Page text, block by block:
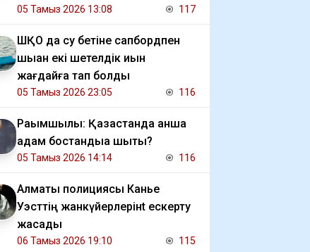
мерзімі ұзартылды
05 Тамыз 2026 13:08 117
ШҚО да су бетіне сапбордпен
шыққан екі шетелдік қиын
жағдайға тап болды
05 Тамыз 2026 23:05 116
Рақымшылық: Қазақстанда қанша
адам бостандыққа шықты?
05 Тамыз 2026 14:14 116
Алматы полициясы Канье
Уэсттің жанкүйерлерінt ескерту
жасады
06 Тамыз 2026 19:10 115